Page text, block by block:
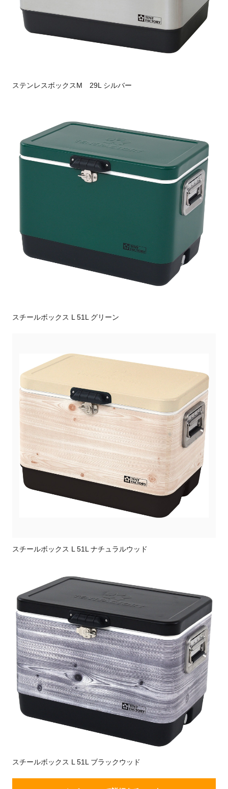
ステンレスボックスM 29L シルバー
スチールボックス L 51L グリーン
スチールボックス L 51L ナチュラルウッド
スチールボックス L 51L ブラックウッド